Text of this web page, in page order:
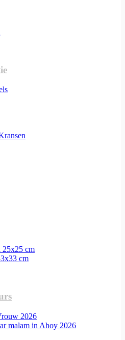
25x25 cm
cm
2026
malam in Ahoy 2026